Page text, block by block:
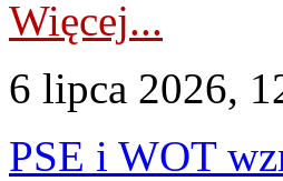
Więcej...
6 lipca 2026,
PSE i WOT